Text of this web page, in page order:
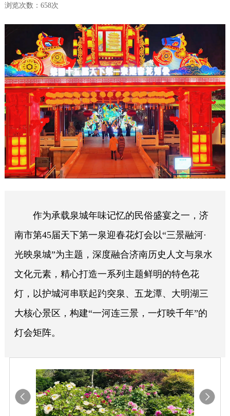
浏览次数： 658次
作为承载泉城年味记忆的民俗盛宴之一，济
南市第45届天下第一泉迎春花灯会以“三景融河·
光映泉城”为主题，深度融合济南历史人文与泉水
文化元素，精心打造一系列主题鲜明的特色花
灯，以护城河串联起趵突泉、五龙潭、大明湖三
大核心景区，构建“一河连三景，一灯映千年”的
灯会矩阵。